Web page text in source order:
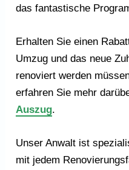
das fantastische
Erhalten Sie einen
Umzug und das neue
renoviert werden
erfahren Sie mehr
Auszug.
Unser Anwalt ist
mit jedem